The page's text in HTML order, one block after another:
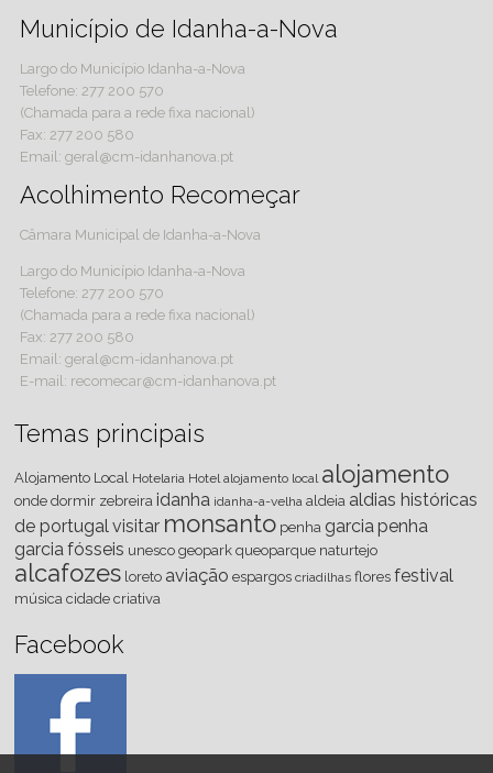
Município de Idanha-a-Nova
Largo do Município Idanha-a-Nova
Telefone: 277 200 570
(Chamada para a rede fixa nacional)
Fax: 277 200 580
Email: geral@cm-idanhanova.pt
Acolhimento Recomeçar
Câmara Municipal de Idanha-a-Nova
Largo do Município Idanha-a-Nova
Telefone: 277 200 570
(Chamada para a rede fixa nacional)
Fax: 277 200 580
Email: geral@cm-idanhanova.pt
E-mail: recomecar@cm-idanhanova.pt
Temas principais
Alojamento Local Hotelaria Hotel alojamento local alojamento
onde dormir zebreira idanha idanha-a-velha aldeia aldias históricas
de portugal visitar monsanto penha garcia penha
garcia fósseis unesco geopark queoparque naturtejo
alcafozes loreto aviação espargos criadilhas flores festival
música cidade criativa
Facebook